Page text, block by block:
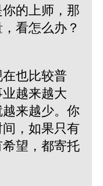
的上师，那
看怎么办？
也比较普
越来越大
来越少。你
，如果只有
望，都寄托